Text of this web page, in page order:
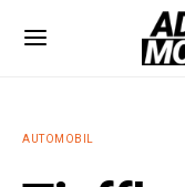
AUTOMOBIL